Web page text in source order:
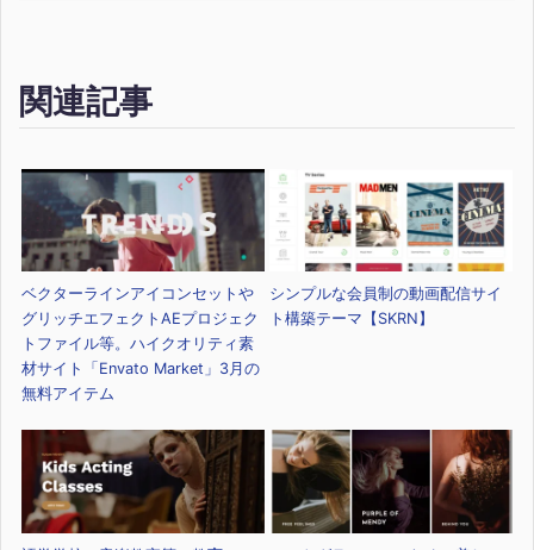
関連記事
ベクターラインアイコンセットや
グリッチエフェクトAEプロジェク
トファイル等。ハイクオリティ素
材サイト「Envato Market」3月の
無料アイテム
シンプルな会員制の動画配信サイ
ト構築テーマ【SKRN】